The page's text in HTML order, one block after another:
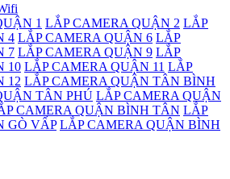
1 LẮP CAMERA QUẬN 2 LẮP
4 LẮP CAMERA QUẬN 6 LẮP
7 LẮP CAMERA QUẬN 9 LẮP
10 LẮP CAMERA QUẬN 11 LẮP
12 LẮP CAMERA QUẬN TÂN BÌNH
TÂN PHÚ LẮP CAMERA QUẬN
CAMERA QUẬN BÌNH TÂN LẮP
GÒ VẤP LẮP CAMERA QUẬN BÌNH